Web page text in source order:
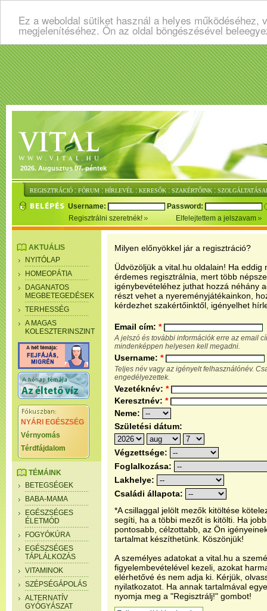
Ez a weboldal sütiket használ a helyes
megjelenítéséhez. Ön az oldal böngészésével
2026. Augusztus 07. péntek
REGISZTRÁCIÓ : FÓRUM : HÍRLEVÉL : KERESŐK : SZAKÉRTŐINK :
Username:
Password:
Regisztrálni szeretnék!
Elfelejtettem a jelszavam
AKTUÁLIS
NYITÓLAP
HOMEOPÁTIA
DAGANATOS
MEGBETEGEDÉSEK
TERHESSÉG
A MAGAS
KOLESZTERINSZINT
NYÁRI EGÉSZSÉG
Vérnyomás
Térdfájdalom
TÉMÁINK
BETEGSÉGEK
BABA-MAMA
EGÉSZSÉGES
ÉLETMÓD
FOGYÓKÚRA
EGÉSZSÉGES
TÁPLÁLKOZÁS
VITAMINOK
SZÉPSÉGÁPOLÁS
ALTERNATÍV
GYÓGYÁSZAT
Milyen előnyökkel jár a regisztráció?
Üdvözöljük a vital.hu oldalain! Ha eddig
érdemes regisztrálnia, mert több
igénybevételéhez juthat hozzá néhány
részt vehet a nyereményjátékainkon,
kérdezhet szakértőinktől, igényelhet
Email cím: *
A jelszó és további információk erre az email
mindenképpen helyesen kell megadni.
Username: *
Teljes név vagy az igényelt felhasználónév.
engedélyezettek.
Vezetéknév: *
Keresztnév: *
Neme:
Születési dátum:
Végzettsége:
Foglalkozása:
Lakhelye:
Családi állapota:
*A csillaggal jelölt mezők kitöltése
segíti, ha a többi mezőt is kitölti. Ha
pontosabb, célzottabb, az Ön
tartalmat készíthetünk. Köszönjük!
A személyes adatokat a vital.hu a
figyelembevételével kezeli, azokat
elérhetővé és nem adja ki. Kérjük,
nyilatkozatot. Ha annak tartalmával
nyomja meg a "Regisztrálj!" gombot!